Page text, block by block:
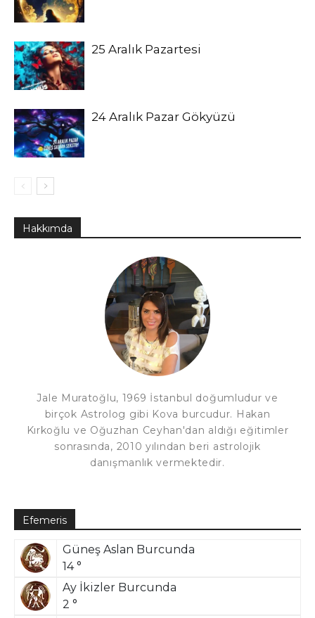
25 Aralık Pazartesi
24 Aralık Pazar Gökyüzü
Hakkımda
Jale Muratoğlu, 1969 İstanbul doğumludur ve
birçok Astrolog gibi Kova burcudur. Hakan
Kırkoğlu ve Oğuzhan Ceyhan'dan aldığı eğitimler
sonrasında, 2010 yılından beri astrolojik
danışmanlık vermektedir.
Efemeris
Güneş Aslan Burcunda
14 °
Ay İkizler Burcunda
2 °